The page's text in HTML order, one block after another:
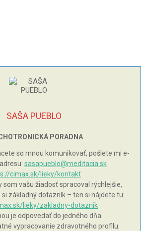
SAŠA PUEBLO
PORADNA
so mnou komunikovať, pošlete mi e-
sasapueblo@meditacia.sk
cimax.sk/lieky/kontakt
som vašu žiadosť spracoval rýchlejšie,
základný dotazník – ten si nájdete tu:
lieky/zakladny-dotaznik
je odpovedať do jedného dňa.
vypracovanie zdravotného profilu.